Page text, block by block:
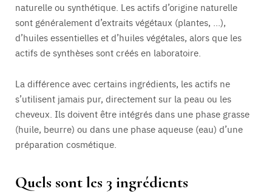
naturelle ou synthétique. Les actifs d’origine naturelle
sont généralement d’extraits végétaux (plantes, …),
d’huiles essentielles et d’huiles végétales, alors que les
actifs de synthèses sont créés en laboratoire.
La différence avec certains ingrédients, les actifs ne
s’utilisent jamais pur, directement sur la peau ou les
cheveux. Ils doivent être intégrés dans une phase grasse
(huile, beurre) ou dans une phase aqueuse (eau) d’une
préparation cosmétique.
Quels sont les 3 ingrédients